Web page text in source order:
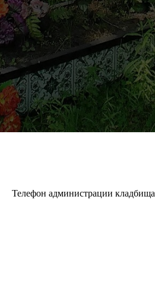
Телефон администрации кладбища